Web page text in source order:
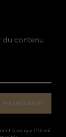
du contenu
MAINTENANT
à ce que L'Oréal